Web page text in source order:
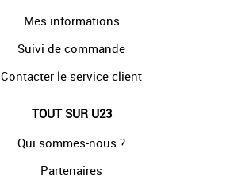
Mes informations
Suivi de commande
Contacter le service client
TOUT SUR U23
Qui sommes-nous ?
Partenaires